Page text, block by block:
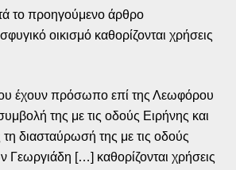
το προηγούμενο άρθρο
οικισμό καθορίζονται χρήσεις
έχουν πρόσωπο επί της Λεωφόρου
της με τις οδούς Ειρήνης και
διασταύρωσή της με τις οδούς
Γεωργιάδη […] καθορίζονται χρήσεις